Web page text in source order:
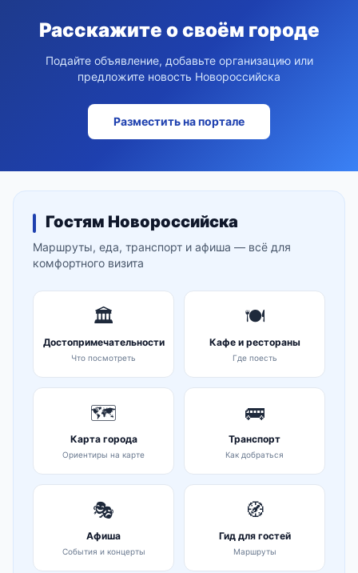
Расскажите о своём городе
Подайте объявление, добавьте организацию или
предложите новость Новороссийска
Разместить на портале
Гостям Новороссийска
Маршруты, еда, транспорт и афиша — всё для
комфортного визита
🏛️
Достопримечательности
Что посмотреть
🍽️
Кафе и рестораны
Где поесть
🗺️
Карта города
Ориентиры на карте
🚌
Транспорт
Как добраться
🎭
Афиша
События и концерты
🧭
Гид для гостей
Маршруты